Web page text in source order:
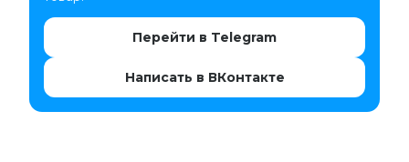
Перейти в Telegram
Написать в ВКонтакте